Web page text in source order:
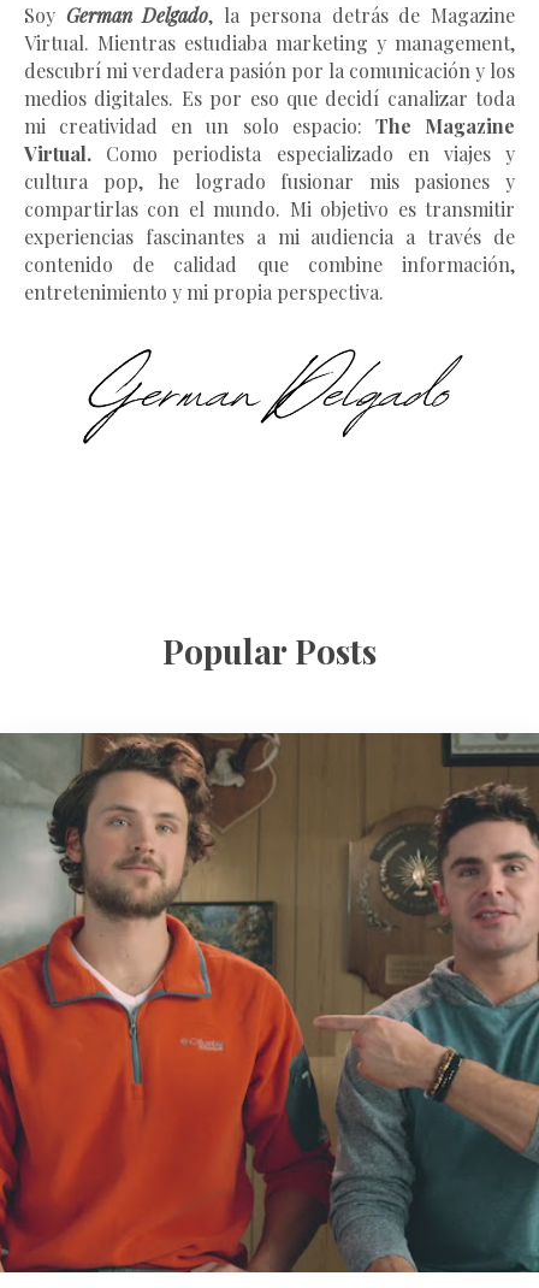
Soy German Delgado, la persona detrás de Magazine
Virtual. Mientras estudiaba marketing y management,
descubrí mi verdadera pasión por la comunicación y los
medios digitales. Es por eso que decidí canalizar toda
mi creatividad en un solo espacio: The Magazine
Virtual. Como periodista especializado en viajes y
cultura pop, he logrado fusionar mis pasiones y
compartirlas con el mundo. Mi objetivo es transmitir
experiencias fascinantes a mi audiencia a través de
contenido de calidad que combine información,
entretenimiento y mi propia perspectiva.
Popular Posts